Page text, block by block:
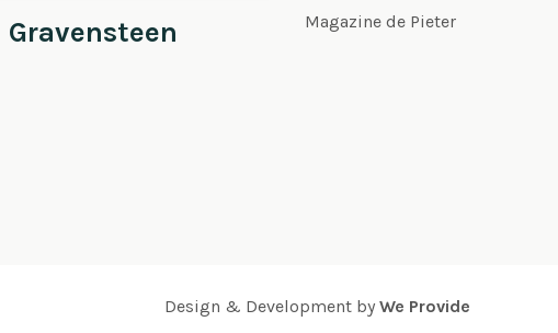
Gravensteen
Magazine de Pieter
Design & Development by We Provide